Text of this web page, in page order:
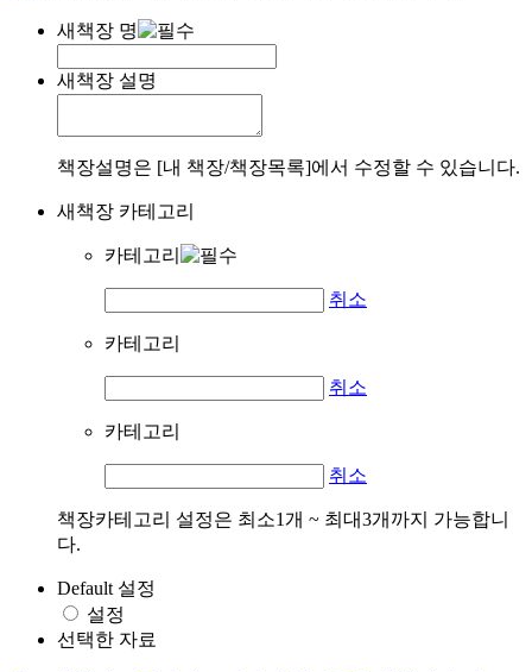
새책장 명
새책장 설명
책장설명은 [내 책장/책장목록]에서 수정할 수 있습니다.
새책장 카테고리
카테고리
취소
카테고리
취소
카테고리
취소
책장카테고리 설정은 최소1개 ~ 최대3개까지 가능합니
다.
Default 설정
설정
선택한 자료